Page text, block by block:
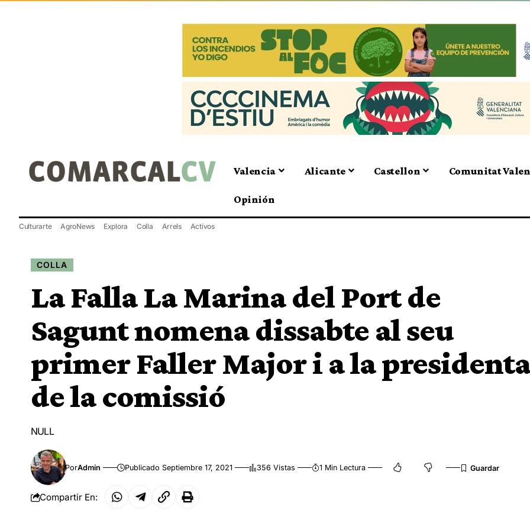
Valencia Alicante Castellon Comunitat
Opinión
Culturarte AgroNews Explora Colla Arrels Activos
COLLA
La Falla La Marina del Port de
Sagunt nomena dissabte al seu
primer Faller Major i a la presidenta
de la comissió
NULL
PorAdmin Publicado Septiembre 17, 2021 356 Vistas 1 Min Lectura
Compartir En: